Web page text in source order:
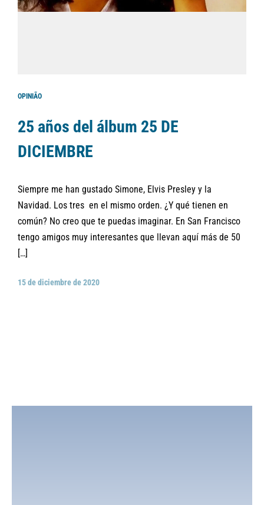
OPINIÃO
25 años del álbum 25 DE
DICIEMBRE
Siempre me han gustado Simone, Elvis Presley y la
Navidad. Los tres en el mismo orden. ¿Y qué tienen en
común? No creo que te puedas imaginar. En San Francisco
tengo amigos muy interesantes que llevan aquí más de 50
[…]
15 de diciembre de 2020